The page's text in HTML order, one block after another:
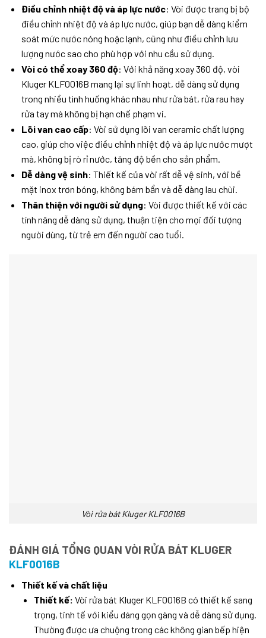
Điều chỉnh nhiệt độ và áp lực nước: Vòi được trang bị bộ
điều chỉnh nhiệt độ và áp lực nước, giúp bạn dễ dàng kiểm
soát mức nước nóng hoặc lạnh, cũng như điều chỉnh lưu
lượng nước sao cho phù hợp với nhu cầu sử dụng.
Vòi có thể xoay 360 độ: Với khả năng xoay 360 độ, vòi
Kluger KLF0016B mang lại sự linh hoạt, dễ dàng sử dụng
trong nhiều tình huống khác nhau như rửa bát, rửa rau hay
rửa tay mà không bị hạn chế phạm vi.
Lõi van cao cấp: Vòi sử dụng lõi van ceramic chất lượng
cao, giúp cho việc điều chỉnh nhiệt độ và áp lực nước mượt
mà, không bị rò rỉ nước, tăng độ bền cho sản phẩm.
Dễ dàng vệ sinh: Thiết kế của vòi rất dễ vệ sinh, với bề
mặt inox trơn bóng, không bám bẩn và dễ dàng lau chùi.
Thân thiện với người sử dụng: Vòi được thiết kế với các
tính năng dễ dàng sử dụng, thuận tiện cho mọi đối tượng
người dùng, từ trẻ em đến người cao tuổi.
Vòi rửa bát Kluger KLF0016B
ĐÁNH GIÁ TỔNG QUAN VÒI RỬA BÁT KLUGER
KLF0016B
Thiết kế và chất liệu
Thiết kế: Vòi rửa bát Kluger KLF0016B có thiết kế sang
trọng, tinh tế với kiểu dáng gọn gàng và dễ dàng sử dụng.
Thường được ưa chuộng trong các không gian bếp hiện